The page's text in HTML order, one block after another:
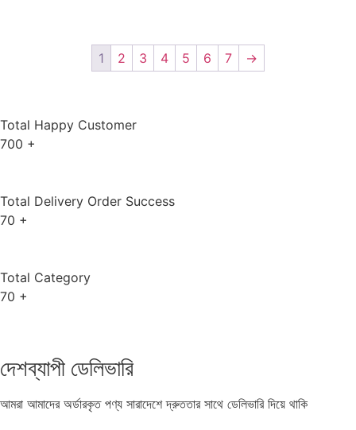
1 2 3 4 5 6 7 →
Total Happy Customer
700 +
Total Delivery Order Success
70 +
Total Category
70 +
দেশব্যাপী ডেলিভারি
আমরা আমাদের অর্ডারকৃত পণ্য সারাদেশে দ্রুততার সাথে ডেলিভারি দিয়ে থাকি